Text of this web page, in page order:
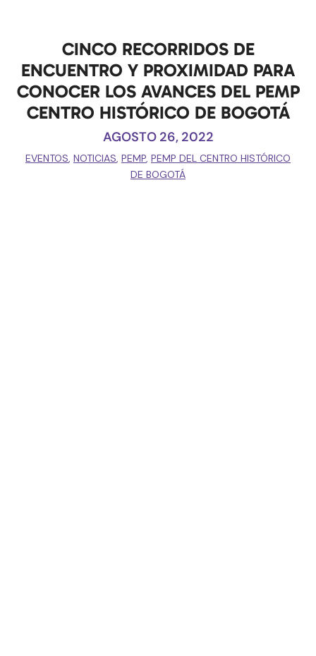
CINCO RECORRIDOS DE
ENCUENTRO Y PROXIMIDAD PARA
CONOCER LOS AVANCES DEL PEMP
CENTRO HISTÓRICO DE BOGOTÁ
AGOSTO 26, 2022
EVENTOS, NOTICIAS, PEMP, PEMP DEL CENTRO HISTÓRICO
DE BOGOTÁ